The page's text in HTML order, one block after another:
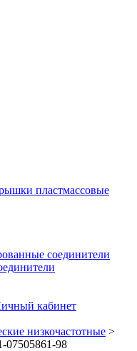
пластмассовые
соединители
кабинет
низкочастотные >
98